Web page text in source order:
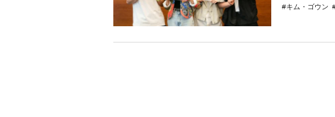
キム・ゴウン